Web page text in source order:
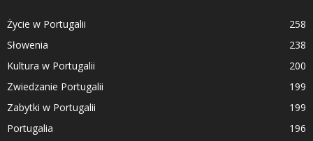
Życie w Portugalii
258
Słowenia
238
Kultura w Portugalii
200
Zwiedzanie Portugalii
199
Zabytki w Portugalii
199
Portugalia
196